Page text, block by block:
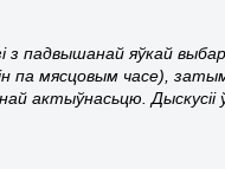
з падвышанай яўкай
па мясцовым часе),
актыўнасьцю.